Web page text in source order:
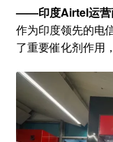
——印度Airtel运营
作为印度领先的电
了重要催化剂作用